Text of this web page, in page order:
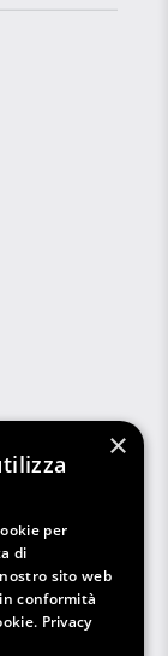
×
per
di
sito web
conformità
Privacy